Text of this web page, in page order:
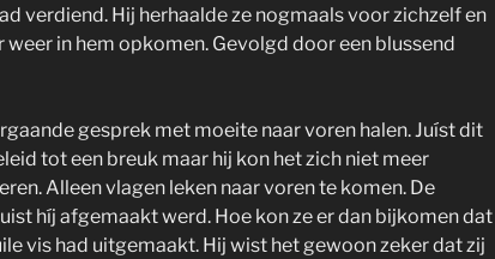
verdiend. Hij herhaalde ze nogmaals voor zichzelf en
weer in hem opkomen. Gevolgd door een blussend
gesprek met moeite naar voren halen. Juíst dit
tot een breuk maar hij kon het zich niet meer
Alleen vlagen leken naar voren te komen. De
híj afgemaakt werd. Hoe kon ze er dan bijkomen dat
vis had uitgemaakt. Hij wist het gewoon zeker dat zij